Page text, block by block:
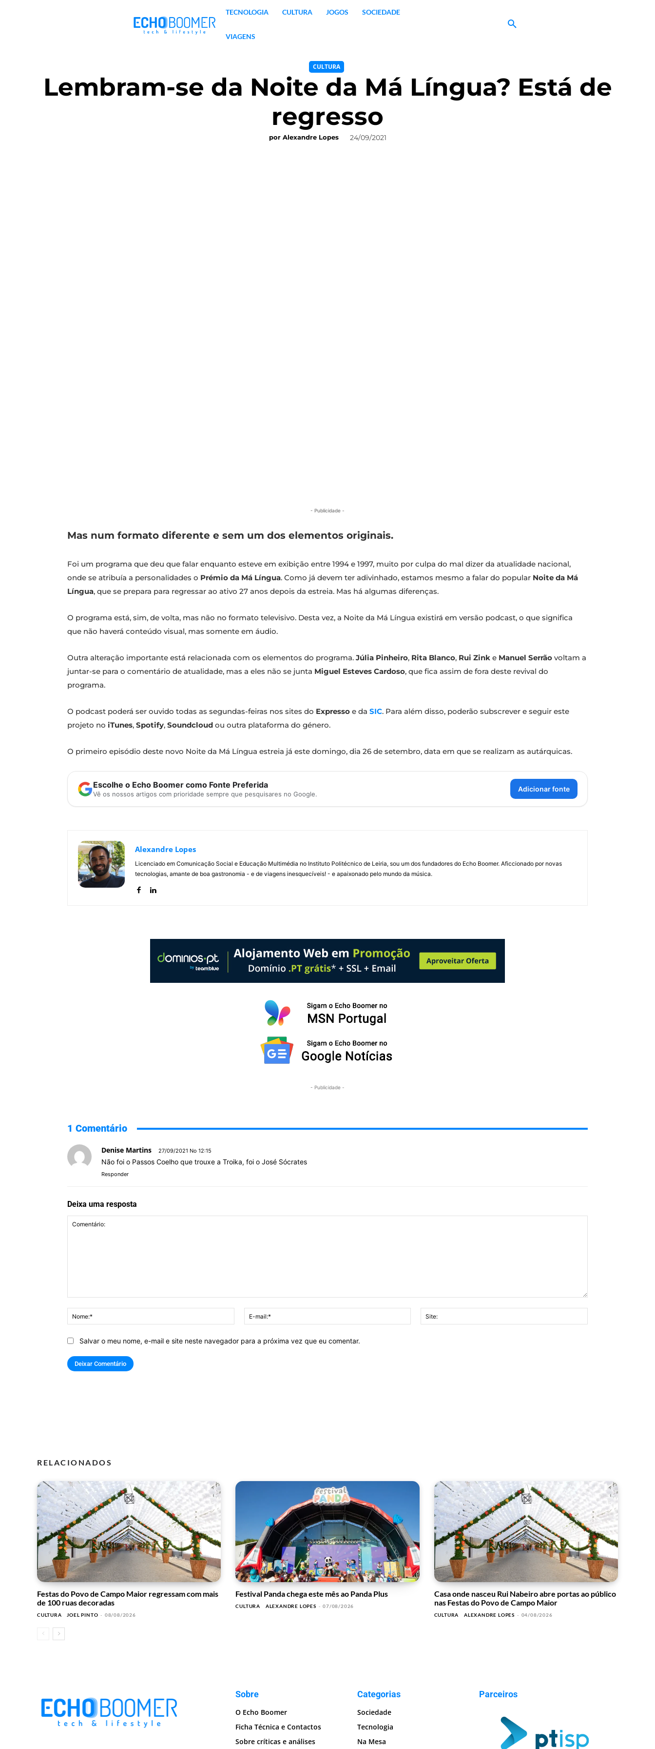
TECNOLOGIA CULTURA JOGOS SOCIEDADE
VIAGENS
CULTURA
Lembram-se da Noite da Má Língua? Está de
regresso
por Alexandre Lopes 24/09/2021
- Publicidade -
Mas num formato diferente e sem um dos elementos originais.
Foi um programa que deu que falar enquanto esteve em exibição entre 1994 e 1997, muito por culpa do mal dizer da atualidade nacional,
onde se atribuía a personalidades o Prémio da Má Língua. Como já devem ter adivinhado, estamos mesmo a falar do popular Noite da Má
Língua, que se prepara para regressar ao ativo 27 anos depois da estreia. Mas há algumas diferenças.
O programa está, sim, de volta, mas não no formato televisivo. Desta vez, a Noite da Má Língua existirá em versão podcast, o que significa
que não haverá conteúdo visual, mas somente em áudio.
Outra alteração importante está relacionada com os elementos do programa. Júlia Pinheiro, Rita Blanco, Rui Zink e Manuel Serrão voltam a
juntar-se para o comentário de atualidade, mas a eles não se junta Miguel Esteves Cardoso, que fica assim de fora deste revival do
programa.
O podcast poderá ser ouvido todas as segundas-feiras nos sites do Expresso e da SIC. Para além disso, poderão subscrever e seguir este
projeto no iTunes, Spotify, Soundcloud ou outra plataforma do género.
O primeiro episódio deste novo Noite da Má Língua estreia já este domingo, dia 26 de setembro, data em que se realizam as autárquicas.
Escolhe o Echo Boomer como Fonte Preferida
Vê os nossos artigos com prioridade sempre que pesquisares no Google.
Adicionar fonte
Alexandre Lopes
Licenciado em Comunicação Social e Educação Multimédia no Instituto Politécnico de Leiria, sou um dos fundadores do Echo Boomer. Aficcionado por novas
tecnologias, amante de boa gastronomia - e de viagens inesquecíveis! - e apaixonado pelo mundo da música.
- Publicidade -
1 Comentário
Denise Martins 27/09/2021 No 12:15
Não foi o Passos Coelho que trouxe a Troika, foi o José Sócrates
Responder
Deixa uma resposta
Nome:*
mail:*
Salvar o meu nome, e-mail e site neste navegador para a próxima vez que eu comentar.
RELACIONADOS
Festas do Povo de Campo Maior regressam com mais
de 100 ruas decoradas
CULTURA JOEL PINTO - 08/08/2026
Festival Panda chega este mês ao Panda Plus
CULTURA ALEXANDRE LOPES - 07/08/2026
Casa onde nasceu Rui Nabeiro abre portas ao público
nas Festas do Povo de Campo Maior
CULTURA ALEXANDRE LOPES - 04/08/2026
Sobre
O Echo Boomer
Ficha Técnica e Contactos
Sobre críticas e análises
Categorias
Sociedade
Tecnologia
Na Mesa
Parceiros